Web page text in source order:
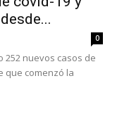
0
252 nuevos casos de
que comenzó la